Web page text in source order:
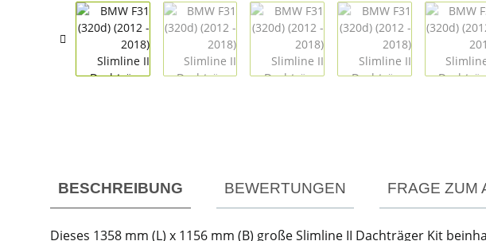
BESCHREIBUNG BEWERTUNGEN FRAGE ZUM
Dieses 1358 mm (L) x 1156 mm (B) große Slimline II Dachträger Kit